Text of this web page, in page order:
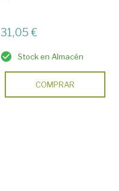
31,05 €
Stock en Almacén
COMPRAR